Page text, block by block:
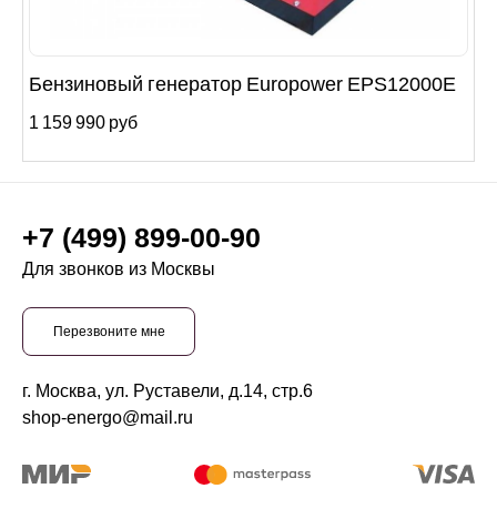
Бензиновый генератор Europower EPS12000E
1 159 990 руб
+7 (499) 899-00-90
Для звонков из Москвы
Перезвоните мне
г. Москва, ул. Руставели, д.14, стр.6
shop-energo@mail.ru